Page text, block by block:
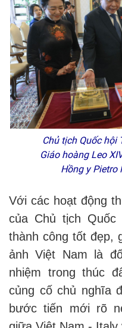
Chủ tịch Quốc hội
Giáo hoàng Leo
Hồng y Pietro
Với các hoạt động
của Chủ tịch Quốc
thành công tốt đẹp,
ảnh Việt Nam là
nhiệm trong thúc
củng cố chủ nghĩa
bước tiến mới rõ